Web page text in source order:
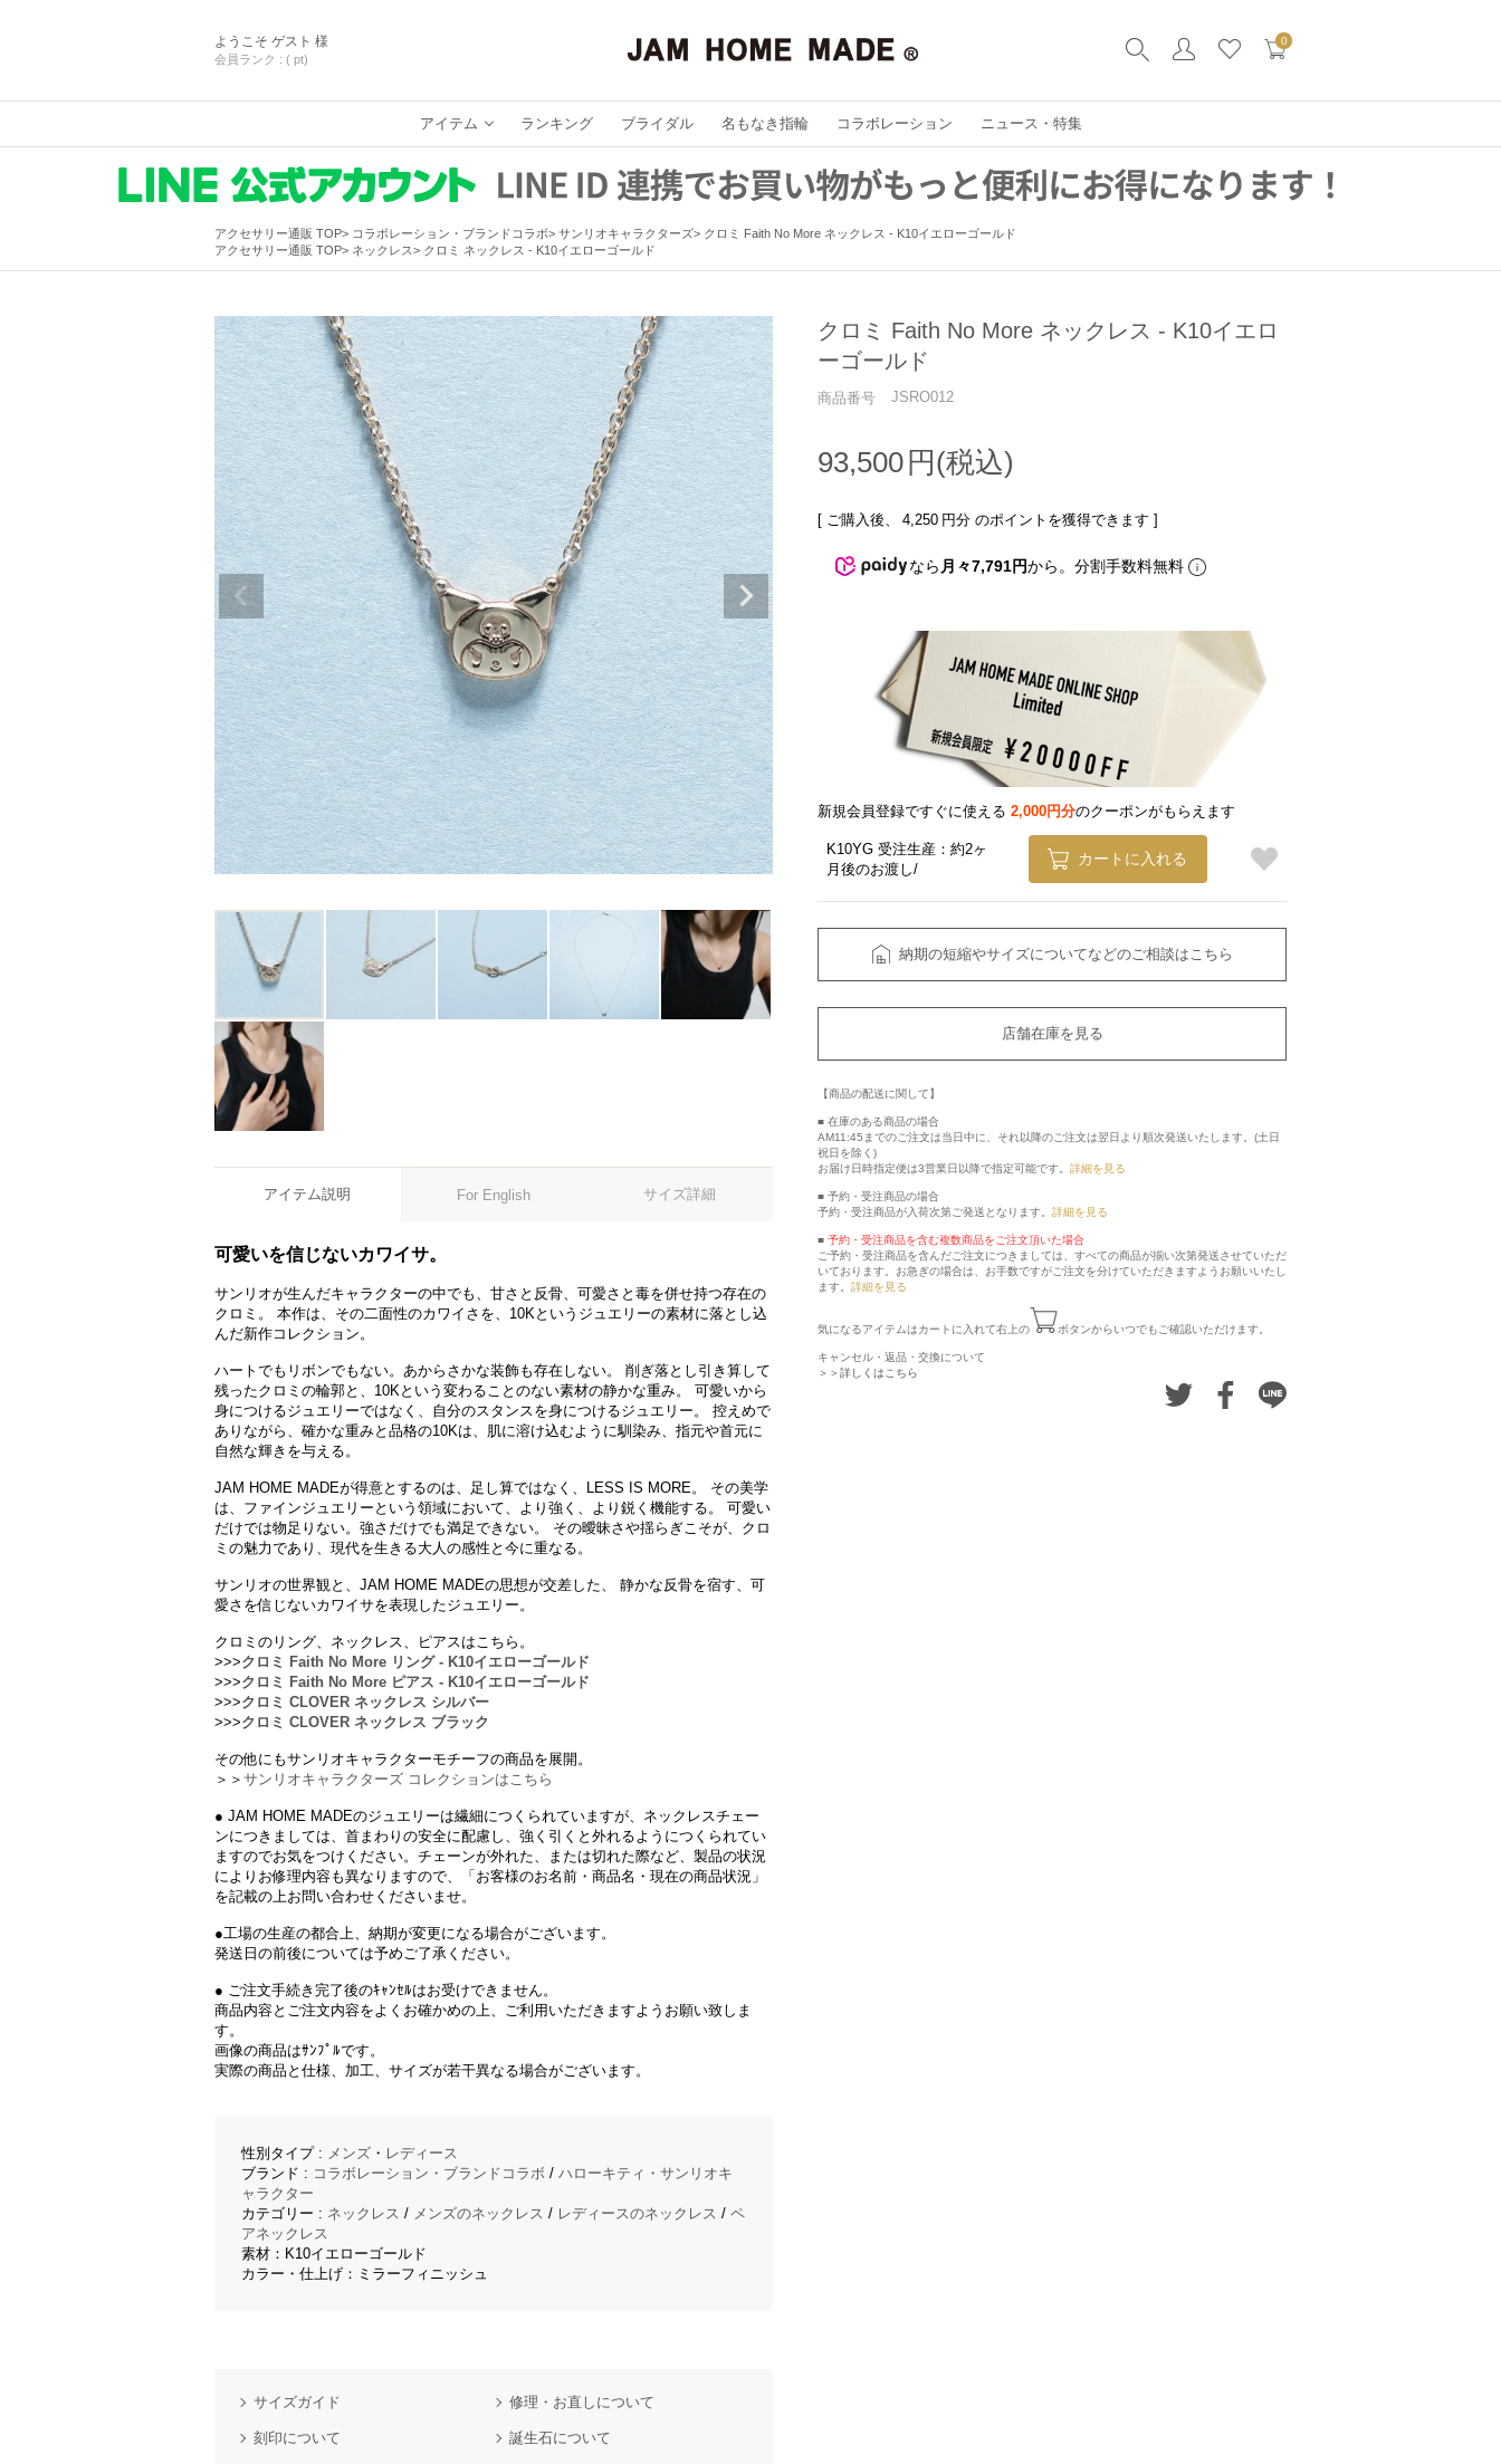
ようこそ ゲスト 様
会員ランク : ( pt)
0
アイテム ランキング ブライダル 名もなき指輪 コラボレーション ニュース・特集
アクセサリー通販 TOP コラボレーション・ブランドコラボ サンリオキャラクターズ
クロミ Faith No More ネックレス - K10イエローゴールド
アクセサリー通販 TOP
ネックレス クロミ ネックレス - K10イエローゴールド
アイテム説明 For English サイズ詳細
可愛いを信じないカワイサ。
サンリオが生んだキャラクターの中でも、甘さと反骨、可愛さと毒を併せ持つ存在の
クロミ。 本作は、その二面性のカワイさを、10Kというジュエリーの素材に落とし込
んだ新作コレクション。
ハートでもリボンでもない。あからさかな装飾も存在しない。 削ぎ落とし引き算して
残ったクロミの輪郭と、10Kという変わることのない素材の静かな重み。 可愛いから
身につけるジュエリーではなく、自分のスタンスを身につけるジュエリー。 控えめで
ありながら、確かな重みと品格の10Kは、肌に溶け込むように馴染み、指元や首元に
自然な輝きを与える。
JAM HOME MADEが得意とするのは、足し算ではなく、LESS IS MORE。 その美学
は、ファインジュエリーという領域において、より強く、より鋭く機能する。 可愛い
だけでは物足りない。強さだけでも満足できない。 その曖昧さや揺らぎこそが、クロ
ミの魅力であり、現代を生きる大人の感性と今に重なる。
サンリオの世界観と、JAM HOME MADEの思想が交差した、 静かな反骨を宿す、可
愛さを信じないカワイサを表現したジュエリー。
クロミのリング、ネックレス、ピアスはこちら。
>>>クロミ Faith No More リング - K10イエローゴールド
>>>クロミ Faith No More ピアス - K10イエローゴールド
>>>クロミ CLOVER ネックレス シルバー
>>>クロミ CLOVER ネックレス ブラック
その他にもサンリオキャラクターモチーフの商品を展開。
＞＞ サンリオキャラクターズ コレクションはこちら
● JAM HOME MADEのジュエリーは繊細につくられていますが、ネックレスチェー
ンにつきましては、首まわりの安全に配慮し、強く引くと外れるようにつくられてい
ますのでお気をつけください。チェーンが外れた、または切れた際など、製品の状況
によりお修理内容も異なりますので、「お客様のお名前・商品名・現在の商品状況」
を記載の上お問い合わせくださいませ。
●工場の生産の都合上、納期が変更になる場合がございます。
発送日の前後については予めご了承ください。
● ご注文手続き完了後のｷｬﾝｾﾙはお受けできません。
商品内容とご注文内容をよくお確かめの上、ご利用いただきますようお願い致しま
す。
画像の商品はｻﾝﾌﾟﾙです。
実際の商品と仕様、加工、サイズが若干異なる場合がございます。
性別タイプ : メンズ ・ レディース
ブランド : コラボレーション・ブランドコラボ / ハローキティ・サンリオキ
ャラクター
カテゴリー : ネックレス / メンズのネックレス / レディースのネックレス / ペ
アネックレス
素材：K10イエローゴールド
カラー・仕上げ：ミラーフィニッシュ
サイズガイド 修理・お直しについて
刻印について 誕生石について
クロミ Faith No More ネックレス - K10イエロ
ーゴールド
商品番号 JSRO012
93,500
[ ご購入後、 4,250 円分 のポイントを獲得できます ]
なら 月々7,791円から。分割手数料無料
新規会員登録ですぐに使える 2,000円分のクーポンがもらえます
K10YG 受注生産：約2ヶ
月後のお渡し
カートに入れる
納期の短縮やサイズについてなどのご相談はこちら
店舗在庫を見る
【商品の配送に関して】
■ 在庫のある商品の場合
AM11:45までのご注文は当日中に、それ以降のご注文は翌日より順次発送いたします。(土日
祝日を除く)
お届け日時指定便は3営業日以降で指定可能です。 詳細を見る
■ 予約・受注商品の場合
予約・受注商品が入荷次第ご発送となります。 詳細を見る
■ 予約・受注商品を含む複数商品をご注文頂いた場合
ご予約・受注商品を含んだご注文につきましては、すべての商品が揃い次第発送させていただ
いております。お急ぎの場合は、お手数ですがご注文を分けていただきますようお願いいたし
ます。 詳細を見る
気になるアイテムはカートに入れて右上の ボタンからいつでもご確認いただけます。
キャンセル・返品・交換について
＞＞詳しくはこちら